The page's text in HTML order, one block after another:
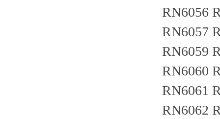
RN6056
RN6057
RN6059
RN6060
RN6061
RN6062